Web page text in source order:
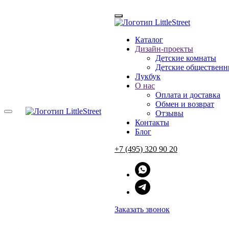
Каталог
Дизайн-проекты
Детские комнаты
Детские
Лукбук
О нас
Оплата и доставка
Обмен и возврат
Отзывы
Контакты
Блог
+7 (495) 320 90 20
Заказать звонок
Шкаф ИСТ M